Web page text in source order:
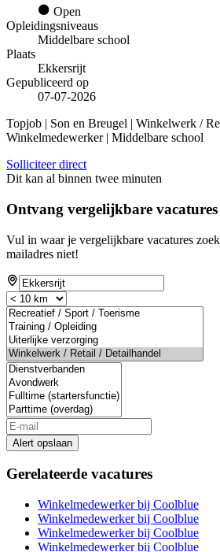
Open
Opleidingsniveaus
Middelbare school
Plaats
Ekkersrijt
Gepubliceerd op
07-07-2026
Topjob | Son en Breugel | Winkelwerk /
Winkelmedewerker | Middelbare school
Solliciteer direct
Dit kan al binnen twee minuten
Ontvang vergelijkbare
Vul in waar je vergelijkbare vacatures
mailadres niet!
Alert opslaan
Gerelateerde vacatures
Winkelmedewerker bij Coolblue
Winkelmedewerker bij Coolblue
Winkelmedewerker bij Coolblue
Winkelmedewerker bij Coolblue